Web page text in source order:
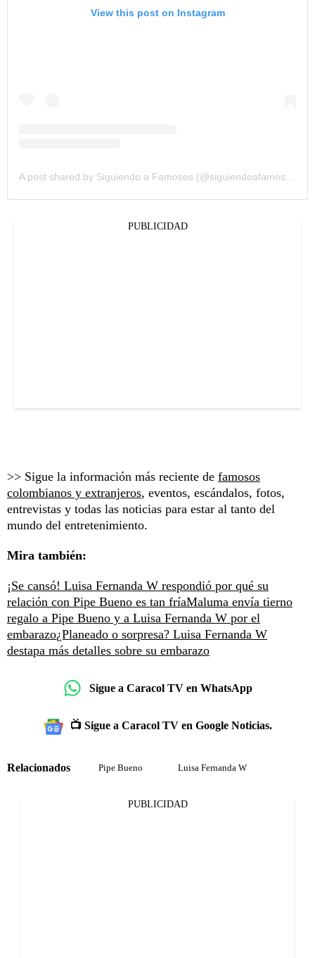
View this post on Instagram
A post shared by Siguiendo a Famosos (@siguiendoafamosos12)
PUBLICIDAD
>> Sigue la información más reciente de famosos
colombianos y extranjeros, eventos, escándalos, fotos,
entrevistas y todas las noticias para estar al tanto del
mundo del entretenimiento.
Mira también:
¡Se cansó! Luisa Fernanda W respondió por qué su
relación con Pipe Bueno es tan fríaMaluma envía tierno
regalo a Pipe Bueno y a Luisa Fernanda W por el
embarazo¿Planeado o sorpresa? Luisa Fernanda W
destapa más detalles sobre su embarazo
Sigue a Caracol TV en WhatsApp
📺 Sigue a Caracol TV en Google Noticias.
Relacionados Pipe Bueno Luisa Fernanda W
PUBLICIDAD